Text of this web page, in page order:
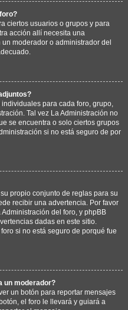
ciertos usuarios o grupos y para
acción allí necesita una
moderador o administrador del
para cada foro, grupo,
Tal vez La Administración no
se encuentra o solo ciertos grupos
si no está seguro de por
propio conjunto de reglas para su
recibir una advertencia. Por favor
del foro, y phpBB
dadas en este sitio.
si no está seguro de porqué fue
un moderador?
un botón para reportar mensajes
el foro le llevará y guiará a